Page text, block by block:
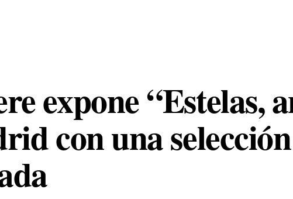
expone “Estelas,
con una